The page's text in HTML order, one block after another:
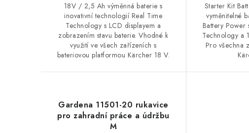
18V / 2,5 Ah výměnná baterie s
inovativní technologií Real Time
Technology s LCD displayem a
zobrazením stavu baterie. Vhodné k
využití ve všech zařízeních s
bateriovou platformou Kärcher 18 V.
Starter Kit
vyměnitelné
Battery Power
Technology a
Pro všechna
Gardena 11501-20 rukavice
pro zahradní práce a údržbu
M